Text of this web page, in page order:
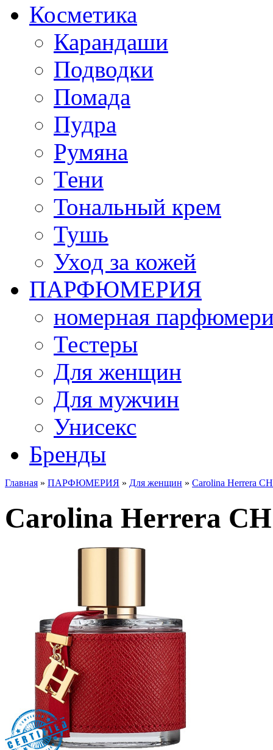
Косметика
Карандаши
Подводки
Помада
Пудра
Румяна
Тени
Тональный крем
Тушь
Уход за кожей
ПАРФЮМЕРИЯ
номерная
Тестеры
Для женщин
Для мужчин
Унисекс
Бренды
Главная » ПАРФЮМЕРИЯ » Для женщин » Carolina Herrera
Carolina Herrera